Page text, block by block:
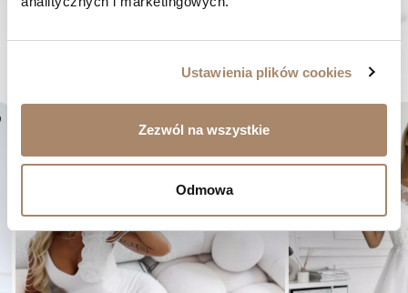
Ustawienia plików cookies
Zezwól na wszystkie
Odmowa
Masz prawo do 14 dni na zwrot towaru
BYĆ MOŻE SPODOBA CI SIĘ...
favorite_border